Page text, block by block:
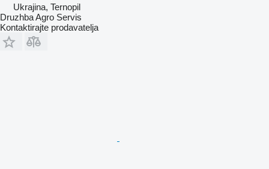
Ukrajina, Ternopil
Druzhba Agro Servis
Kontaktirajte prodavatelja